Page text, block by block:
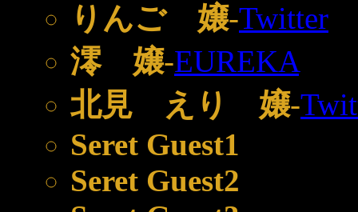
りんご 嬢-Twitter
澪 嬢-EUREKA
北見 えり 嬢-
Seret Guest1
Seret Guest2